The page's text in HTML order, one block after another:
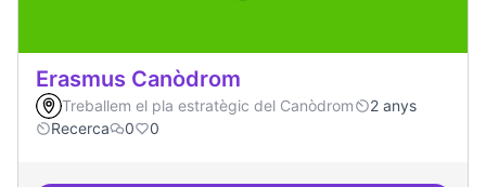
Erasmus Canòdrom
Treballem el pla estratègic del Canòdrom
2 anys
Recerca
0 0